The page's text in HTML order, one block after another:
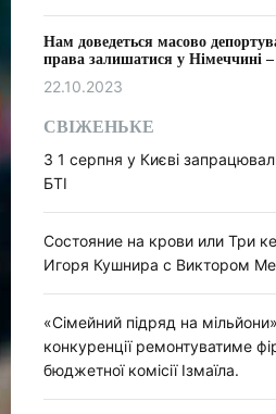
Нам доведеться масово
права залишатися у Німеччині
22.10.2023
СВІЖЕНЬКЕ
З 1 серпня у Києві
БТІ
Состояние на крови или Три
Игоря Кушнира с Виктором
«Сімейний підряд на
конкуренції ремонтуватиме
бюджетної комісії Ізмаїла.